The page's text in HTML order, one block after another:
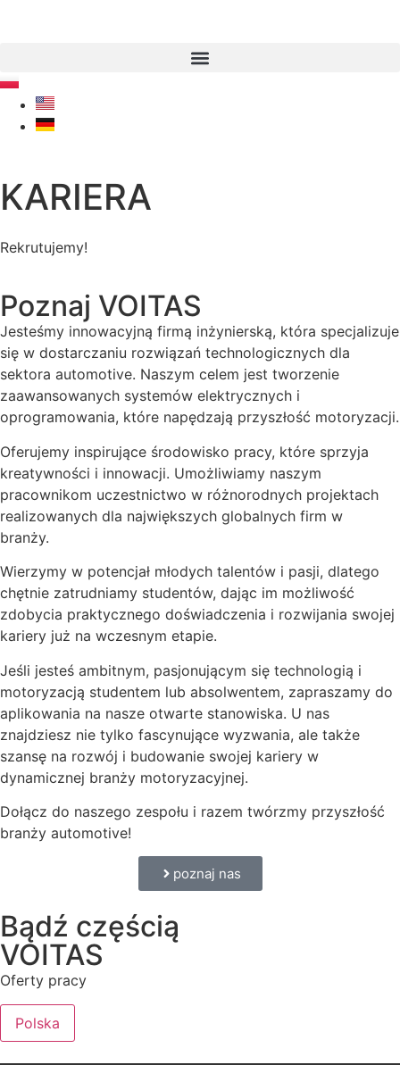
KARIERA
Rekrutujemy!
Poznaj VOITAS
Jesteśmy innowacyjną firmą inżynierską, która specjalizuje
się w dostarczaniu rozwiązań technologicznych dla
sektora automotive. Naszym celem jest tworzenie
zaawansowanych systemów elektrycznych i
oprogramowania, które napędzają przyszłość motoryzacji.
Oferujemy inspirujące środowisko pracy, które sprzyja
kreatywności i innowacji. Umożliwiamy naszym
pracownikom uczestnictwo w różnorodnych projektach
realizowanych dla największych globalnych firm w
branży.
Wierzymy w potencjał młodych talentów i pasji, dlatego
chętnie zatrudniamy studentów, dając im możliwość
zdobycia praktycznego doświadczenia i rozwijania swojej
kariery już na wczesnym etapie.
Jeśli jesteś ambitnym, pasjonującym się technologią i
motoryzacją studentem lub absolwentem, zapraszamy do
aplikowania na nasze otwarte stanowiska. U nas
znajdziesz nie tylko fascynujące wyzwania, ale także
szansę na rozwój i budowanie swojej kariery w
dynamicznej branży motoryzacyjnej.
Dołącz do naszego zespołu i razem twórzmy przyszłość
branży automotive!
poznaj nas
Bądź częścią
VOITAS
Oferty pracy
Polska